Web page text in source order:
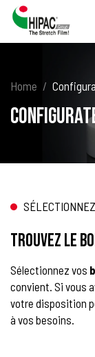
Home
TROUVEZ LE
Sélectionnez vos
convient. Si vous
votre disposition
à vos besoins.